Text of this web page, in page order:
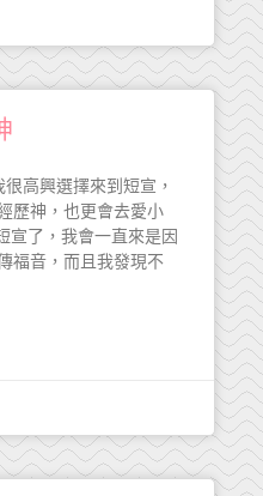
高興選擇來到短宣，
歷神，也更會去愛小
了，我會一直來是因
福音，而且我發現不